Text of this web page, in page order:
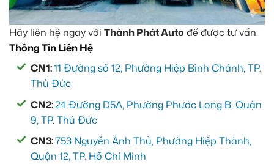
Hãy liên hệ ngay với Thành Phát Auto để được tư vấn.
Thông Tin Liên Hệ
CN1:11 Đường số 12, Phường Hiệp Bình Chánh, TP.
Thủ Đức
CN2:24 Đường D5A, Phường Phước Long B, Quận
9, TP. Thủ Đức
CN3:753 Nguyễn Ảnh Thủ, Phường Hiệp Thành,
Quận 12, TP. Hồ Chí Minh